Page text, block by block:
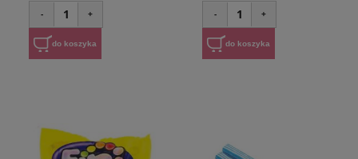
- 1 +
do koszyka
- 1 +
do koszyka